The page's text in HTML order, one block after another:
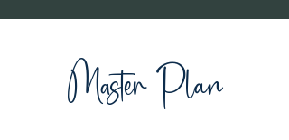
Master Plan